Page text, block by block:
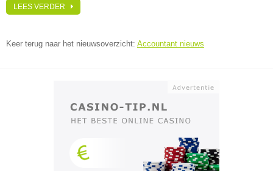
LEES VERDER
Keer terug naar het nieuwsoverzicht: Accountant nieuws